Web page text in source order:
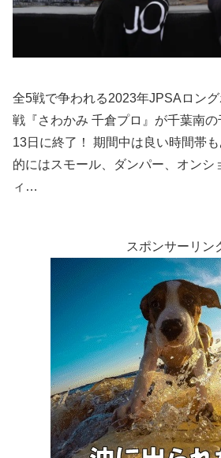
全5戦で争われる2023年JPSAロン
戦『さわかみ 千倉プロ』が千葉南の
13日に終了！ 期間中は良い時間帯
的にはスモール、ダンパー、オンシ
ィ…
スポンサーリン